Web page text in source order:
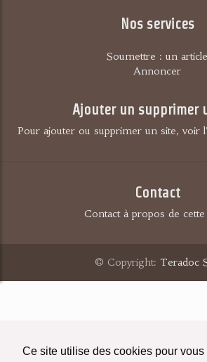
Ce site utilise des cookies pour vous
Nos services
Soumettre : un article
Annoncer
Ajouter un supprimer
Pour ajouter ou supprimer un site, voir
Contact
Contact à propos de cette
© Copyright: Teradoc